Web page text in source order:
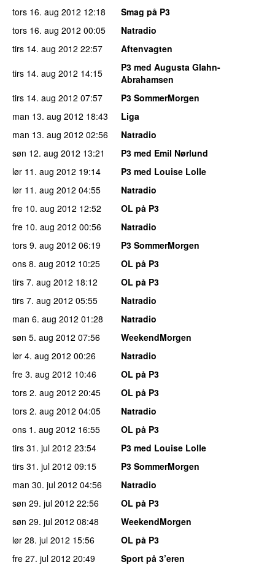
tors 16. aug 2012 12:18
Smag på P3
tors 16. aug 2012 00:05
Natradio
tirs 14. aug 2012 22:57
Aftenvagten
tirs 14. aug 2012 14:15
P3 med Augusta Glahn-
Abrahamsen
tirs 14. aug 2012 07:57
P3 SommerMorgen
man 13. aug 2012 18:43
Liga
man 13. aug 2012 02:56
Natradio
søn 12. aug 2012 13:21
P3 med Emil Nørlund
lør 11. aug 2012 19:14
P3 med Louise Lolle
lør 11. aug 2012 04:55
Natradio
fre 10. aug 2012 12:52
OL på P3
fre 10. aug 2012 00:56
Natradio
tors 9. aug 2012 06:19
P3 SommerMorgen
ons 8. aug 2012 10:25
OL på P3
tirs 7. aug 2012 18:12
OL på P3
tirs 7. aug 2012 05:55
Natradio
man 6. aug 2012 01:28
Natradio
søn 5. aug 2012 07:56
WeekendMorgen
lør 4. aug 2012 00:26
Natradio
fre 3. aug 2012 10:46
OL på P3
tors 2. aug 2012 20:45
OL på P3
tors 2. aug 2012 04:05
Natradio
ons 1. aug 2012 16:55
OL på P3
tirs 31. jul 2012 23:54
P3 med Louise Lolle
tirs 31. jul 2012 09:15
P3 SommerMorgen
man 30. jul 2012 04:56
Natradio
søn 29. jul 2012 22:56
OL på P3
søn 29. jul 2012 08:48
WeekendMorgen
lør 28. jul 2012 15:56
OL på P3
fre 27. jul 2012 20:49
Sport på 3’eren